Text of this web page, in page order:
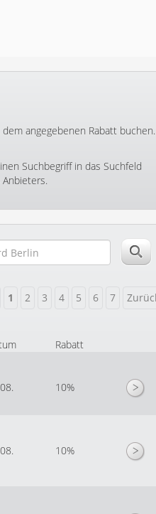
angegebenen Rabatt buchen.
Suchbegriff in das Suchfeld
Rabatt
10%
10%